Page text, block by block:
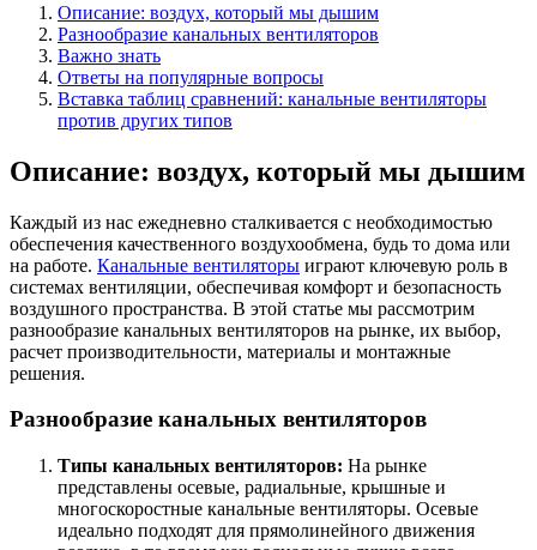
Описание: воздух, который мы дышим
Разнообразие канальных вентиляторов
Важно знать
Ответы на популярные вопросы
Вставка таблиц сравнений: канальные вентиляторы
против других типов
Описание: воздух, который мы дышим
Каждый из нас ежедневно сталкивается с необходимостью
обеспечения качественного воздухообмена, будь то дома или
на работе. Канальные вентиляторы играют ключевую роль в
системах вентиляции, обеспечивая комфорт и безопасность
воздушного пространства. В этой статье мы рассмотрим
разнообразие канальных вентиляторов на рынке, их выбор,
расчет производительности, материалы и монтажные
решения.
Разнообразие канальных вентиляторов
Типы канальных вентиляторов: На рынке
представлены осевые, радиальные, крышные и
многоскоростные канальные вентиляторы. Осевые
идеально подходят для прямолинейного движения